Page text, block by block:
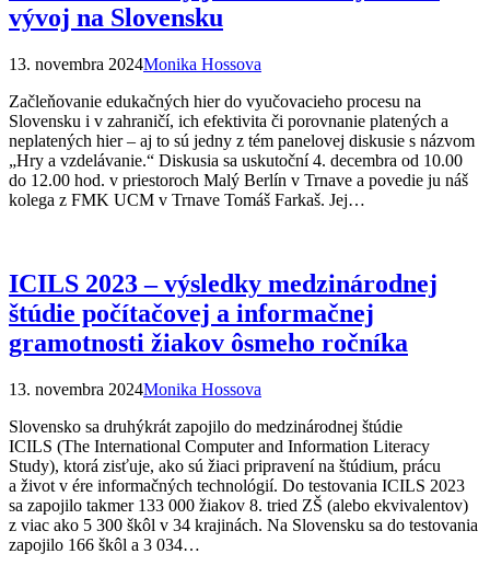
vývoj na Slovensku
13. novembra 2024Monika Hossova
Začleňovanie edukačných hier do vyučovacieho procesu na
Slovensku i v zahraničí, ich efektivita či porovnanie platených a
neplatených hier – aj to sú jedny z tém panelovej diskusie s názvom
„Hry a vzdelávanie.“ Diskusia sa uskutoční 4. decembra od 10.00
do 12.00 hod. v priestoroch Malý Berlín v Trnave a povedie ju náš
kolega z FMK UCM v Trnave Tomáš Farkaš. Jej…
ICILS 2023 – výsledky medzinárodnej
štúdie počítačovej a informačnej
gramotnosti žiakov ôsmeho ročníka
13. novembra 2024Monika Hossova
Slovensko sa druhýkrát zapojilo do medzinárodnej štúdie
ICILS (The International Computer and Information Literacy
Study), ktorá zisťuje, ako sú žiaci pripravení na štúdium, prácu
a život v ére informačných technológií. Do testovania ICILS 2023
sa zapojilo takmer 133 000 žiakov 8. tried ZŠ (alebo ekvivalentov)
z viac ako 5 300 škôl v 34 krajinách. Na Slovensku sa do testovania
zapojilo 166 škôl a 3 034…